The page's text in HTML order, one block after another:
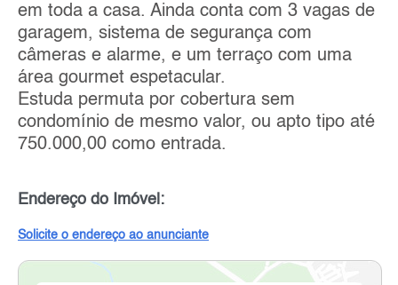
em toda a casa. Ainda conta com 3 vagas de
garagem, sistema de segurança com
câmeras e alarme, e um terraço com uma
área gourmet espetacular.
Estuda permuta por cobertura sem
condomínio de mesmo valor, ou apto tipo até
750.000,00 como entrada.
Endereço do Imóvel:
Solicite o endereço ao anunciante